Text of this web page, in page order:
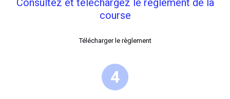
course
Télécharger le règlement